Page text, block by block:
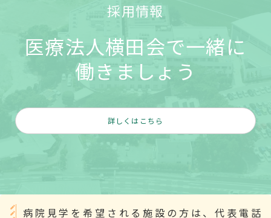
採用情報
医療法人横田会で一緒に
働きましょう
詳しくはこちら
病院見学を希望される施設の方は、代表電話